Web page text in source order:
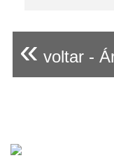
« voltar -